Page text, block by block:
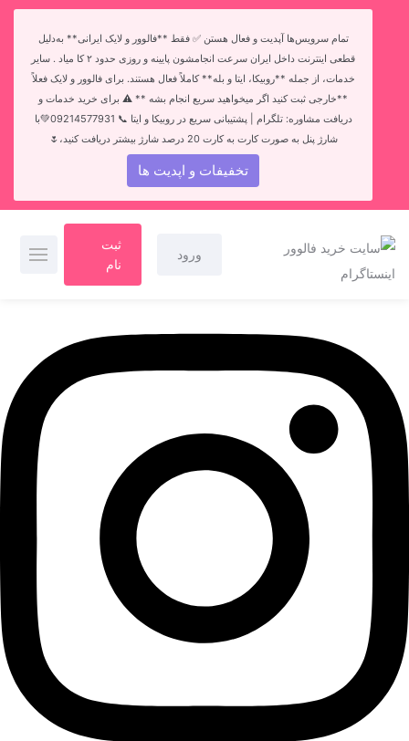
تمام سرویس‌ها آپدیت و فعال هستن ✅ فقط **فالوور و لایک ایرانی** به‌دلیل
قطعی اینترنت داخل ایران سرعت انجامشون پایینه و روزی حدود ۲ کا میاد . سایر
خدمات، از جمله **روبیکا، ایتا و بله** کاملاً فعال هستند. برای فالوور و لایک فعلاً
**خارجی ثبت کنید اگر میخواهید سریع انجام بشه ** ⚠️ برای خرید خدمات و
دریافت مشاوره: تلگرام | پشتیبانی سریع در روبیکا و ایتا 📞 09214577931💚با
شارژ پنل به صورت کارت به کارت 20 درصد شارژ بیشتر دریافت کنید،🌷
تخفیفات و اپدیت ها
ورود
ثبت
نام